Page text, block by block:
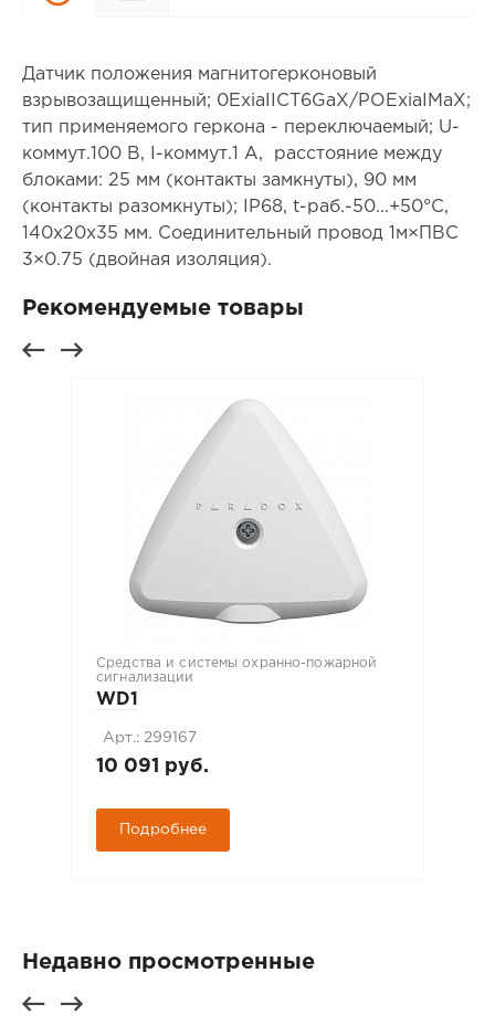
Датчик положения магнитогерконовый
взрывозащищенный; 0ExiaIICT6GaХ/РОExiaIMaХ;
тип применяемого геркона - переключаемый; U-
коммут.100 В, I-коммут.1 А, расстояние между
блоками: 25 мм (контакты замкнуты), 90 мм
(контакты разомкнуты); IP68, t-раб.-50...+50°С,
140х20х35 мм. Соединительный провод 1м×ПВС
3×0.75 (двойная изоляция).
Рекомендуемые товары
Средства и системы охранно-пожарной
сигнализации
WD1
Арт.: 299167
10 091 руб.
Подробнее
Недавно просмотренные